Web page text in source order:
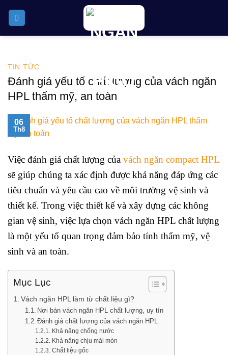
TIN TỨC
Đánh giá yếu tố chất lượng của vách ngăn
HPL thẩm mỹ, an toàn
06
Th8
Việc đánh giá chất lượng của vách ngăn compact HPL
sẽ giúp chúng ta xác định được khả năng đáp ứng các
tiêu chuẩn và yêu cầu cao về môi trường vệ sinh và
thiết kế. Trong việc thiết kế và xây dựng các không
gian vệ sinh, việc lựa chọn vách ngăn HPL chất lượng
là một yếu tố quan trọng đảm bảo tính thẩm mỹ, vệ
sinh và an toàn.
Mục Lục
Vách ngăn HPL làm từ chất liệu gì?
Nơi bán vách ngăn HPL chất lượng, uy tín
Đánh giá chất lượng của vách ngăn HPL
Khả năng chống nước
Khả năng chịu mài mòn
Chất liệu gốc